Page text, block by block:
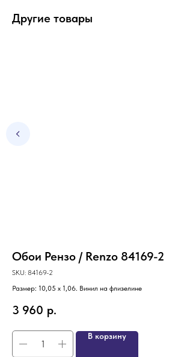
Другие товары
Обои Рензо / Renzo 84169-2
SKU: 84169-2
Размер: 10,05 х 1,06. Винил на флизелине
3 960 р.
В корзину